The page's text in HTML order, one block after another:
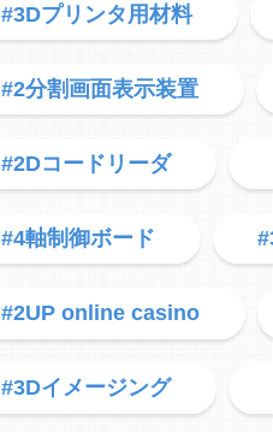
#3Dプリンタ用材料
#2分割画面表示装置
#2Dコードリーダ
#4軸制御ボード
#2UP online casino
#3Dイメージング